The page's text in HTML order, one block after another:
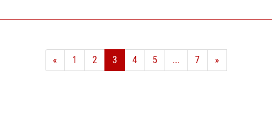
« 1 2 3 4 5 ... 7 »